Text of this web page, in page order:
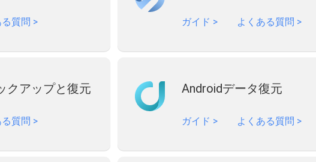
質問 > ガイド > よくある質問 >
クアップと復元
質問 >
Androidデータ復元
ガイド > よくある質問 >